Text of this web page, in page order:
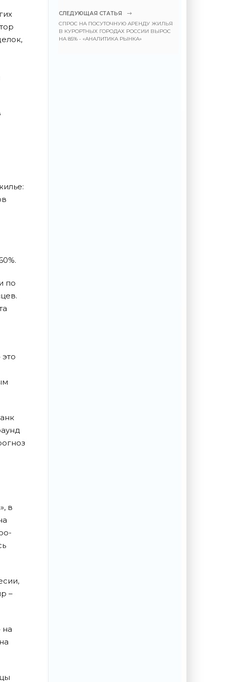
по
в
–
на
СЛЕДУЮЩАЯ СТАТЬЯ
СПРОС НА ПОСУТОЧНУЮ АРЕНДУ ЖИЛЬЯ
В КУРОРТНЫХ ГОРОДАХ РОССИИ ВЫРОС
НА 85% - «АНАЛИТИКА РЫНКА»